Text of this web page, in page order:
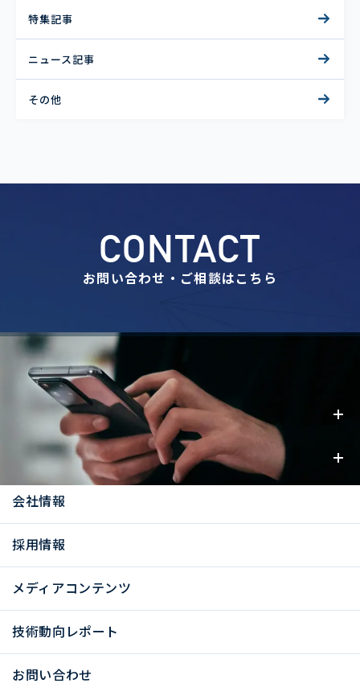
特集記事
ニュース記事
その他
CONTACT
お問い合わせ・ご相談はこちら
事業内容
お知らせ
会社情報
採用情報
メディアコンテンツ
技術動向レポート
お問い合わせ